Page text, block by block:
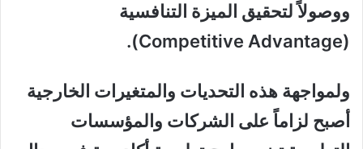
ووصولاً لتحقيق الميزة التنافسية
(Competitive Advantage).
ولمواجهة هذه التحديات والمتغيرات الخارجية
أصبح لزاماً على الشركات والمؤسسات